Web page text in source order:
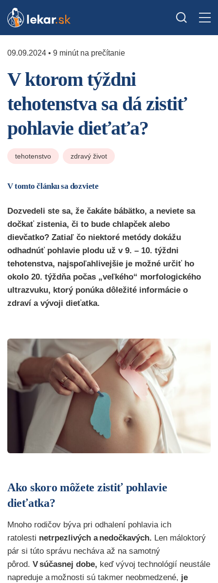
09.09.2024 • 9 minút na prečítanie
V ktorom týždni
tehotenstva sa dá zistiť
pohlavie dieťaťa?
tehotenstvo zdravý život
V tomto článku sa dozviete
Dozvedeli ste sa, že čakáte bábätko, a neviete sa
dočkať zistenia, či to bude chlapček alebo
dievčatko? Zatiaľ čo niektoré metódy dokážu
odhadnúť pohlavie plodu už v 9. – 10. týždni
tehotenstva, najspoľahlivejšie je možné určiť ho
okolo 20. týždňa počas „veľkého“ morfologického
ultrazvuku, ktorý ponúka dôležité informácie o
zdraví a vývoji dieťatka.
Ako skoro môžete zistiť pohlavie
dieťatka?
Mnoho rodičov býva pri odhalení pohlavia ich
ratolesti netrpezlivých a nedočkavých. Len máloktorý
pár si túto správu necháva až na samotný
pôrod. V súčasnej dobe, keď vývoj technológií neustále
napreduje a možnosti sú takmer neobmedzené, je